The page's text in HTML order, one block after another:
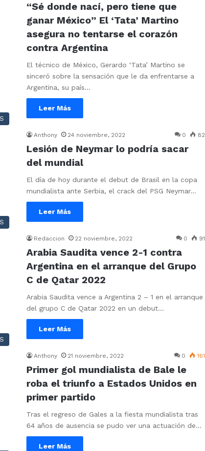
“Sé donde nací, pero tiene que
ganar México” El ‘Tata’ Martino
asegura no tentarse el corazón
contra Argentina
El técnico de México, Gerardo ‘Tata’ Martino se
sinceró sobre la sensación que le da enfrentarse a
Argentina, su país…
Leer Más
Anthony 24 noviembre, 2022 0 82
Lesión de Neymar lo podría sacar
del mundial
El día de hoy durante el debut de Brasil en la copa
mundialista ante Serbia, el crack del PSG Neymar…
Leer Más
Redaccion 22 noviembre, 2022 0 91
Arabia Saudita vence 2-1 contra
Argentina en el arranque del Grupo
C de Qatar 2022
Arabia Saudita vence a Argentina 2 – 1 en el arranque
del grupo C de Qatar 2022 en un debut…
Leer Más
Anthony 21 noviembre, 2022 0 161
Primer gol mundialista de Bale le
roba el triunfo a Estados Unidos en
primer partido
Tras el regreso de Gales a la fiesta mundialista tras
64 años de ausencia se pudo ver una actuación de…
Leer Más